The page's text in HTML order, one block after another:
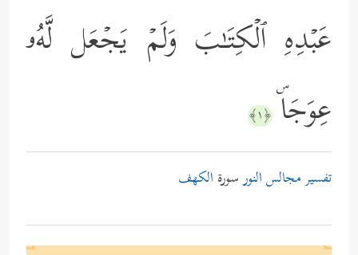
عَبۡدِهِ ٱلۡكِتَـٰبَ وَلَمۡ یَجۡعَل لَّهُۥ
عِوَجَاۜ ﴿١﴾
تفسير مجالس النورسورة الكهف